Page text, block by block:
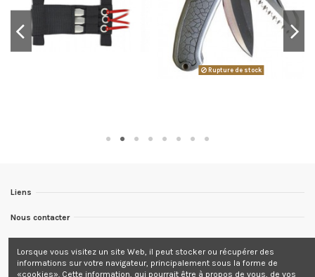
Rupture de stock
Liens
Nous contacter
Newsletter
Lorsque vous visitez un site Web, il peut stocker ou récupérer des
informations sur votre navigateur, principalement sous la forme de
«cookies». Cette information, qui pourrait être à propos de vous, de vos